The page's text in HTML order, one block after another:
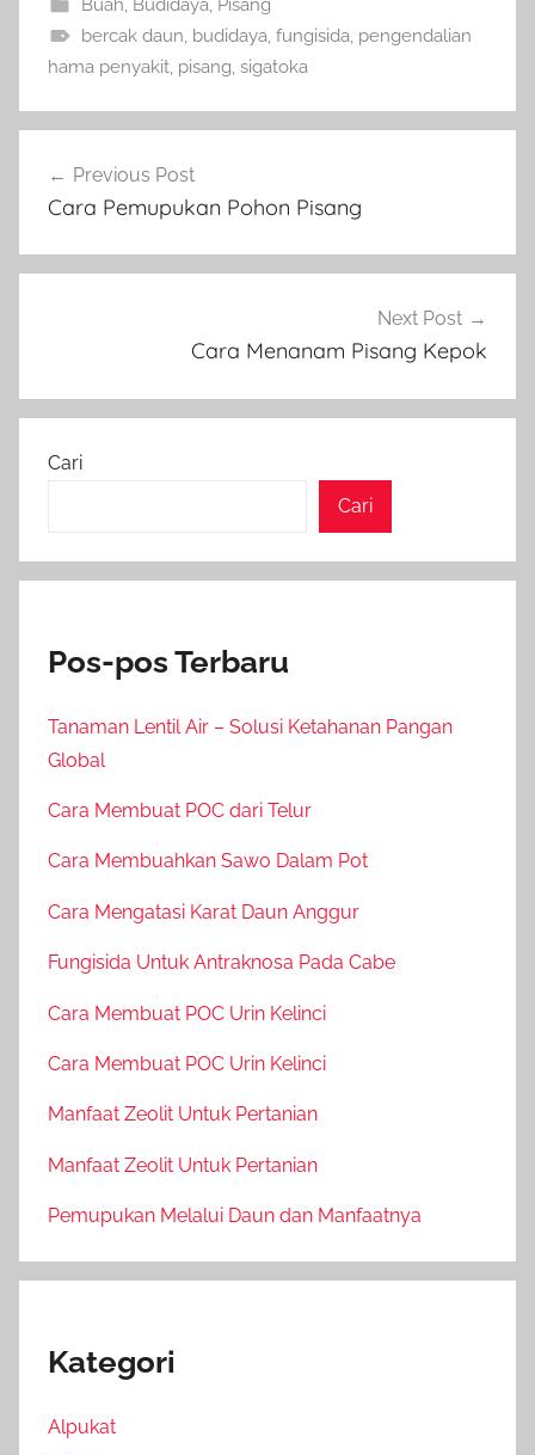
Buah, Budidaya, Pisang
bercak daun, budidaya, fungisida, pengendalian
hama penyakit, pisang, sigatoka
pos
Previous Post
Cara Pemupukan Pohon Pisang
Next Post
Cara Menanam Pisang Kepok
Cari
Cari
Pos-pos Terbaru
Tanaman Lentil Air – Solusi Ketahanan Pangan
Global
Cara Membuat POC dari Telur
Cara Membuahkan Sawo Dalam Pot
Cara Mengatasi Karat Daun Anggur
Fungisida Untuk Antraknosa Pada Cabe
Cara Membuat POC Urin Kelinci
Cara Membuat POC Urin Kelinci
Manfaat Zeolit Untuk Pertanian
Manfaat Zeolit Untuk Pertanian
Pemupukan Melalui Daun dan Manfaatnya
Kategori
Alpukat